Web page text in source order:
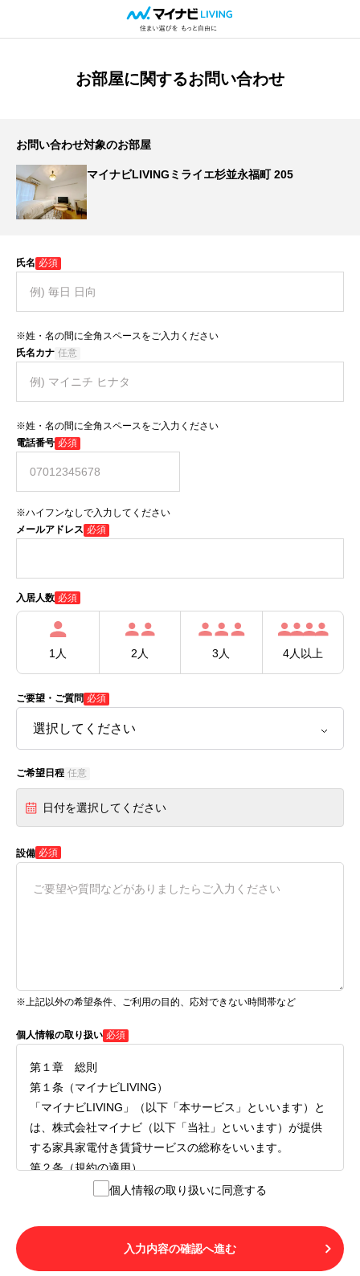
お部屋に関するお問い合わせ
お問い合わせ対象のお部屋
マイナビLIVINGミライエ杉並永福町 205
氏名 必須
※姓・名の間に全角スペースをご入力ください
氏名カナ 任意
※姓・名の間に全角スペースをご入力ください
電話番号 必須
※ハイフンなしで入力してください
メールアドレス 必須
入居人数 必須
1人 2人 3人 4人以上
ご要望・ご質問 必須
ご希望日程 任意
日付を選択してください
設備 必須
※上記以外の希望条件、ご利用の目的、応対できない時間帯など
個人情報の取り扱い 必須
第１章 総則
第１条（マイナビLIVING）
「マイナビLIVING」（以下「本サービス」といいます）と
は、株式会社マイナビ（以下「当社」といいます）が提供
する家具家電付き賃貸サービスの総称をいいます。
第２条（規約の適用）
１.本サービスを利用する者（以下「利用者」といいます）
LIVINGご契約にあたり取得する個人情報の取り扱いについ
て」の内容をすべて承諾したものとみなされます。不承諾
の意思表示は、本サービスを利用しないことをもってのみ
個人情報の取り扱いに同意する
入力内容の確認へ進む